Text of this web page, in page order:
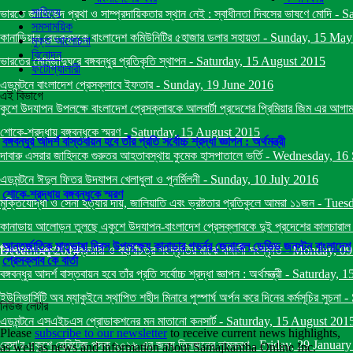
ভারতে জাতিভেদ প্রথা ও সাম্প্রদায়িকতার স্থান নেই : স্বাধীনতা দিবসের ভাষণে মোদি -
কানাডিয়ান রেডক্রসকে বাংলাদেশ কমিউনিটির ৫হাজার ডলার সহায়তা - Sunday, 15
ভারতের মোমজাদুঘরে বঙ্গবন্ধুর প্রতিকৃতি স্থাপন- Saturday, 15 August 2015
এডমন্টনে বাংলাদেশ প্রেসক্লাবে ইফতার- Sunday, 19 June 2016
কুশে উদযাপন উপলক্ষে বাংলাদেশ প্রেসক্লাবকে আলবার্টা প্রদেশের প্রিমিয়ার জিম এর আগাম
শোকে-শ্রদ্ধায় বঙ্গবন্ধুকে স্মরণ-Saturday, 15 August 2015
দাবারু এসরার জাহিদকে গুরুতর আহতাবস্থায় কুমেক হাসপাতালে ভর্তি- Wednesday, 16
এডমন্টনে ঈদুল ফিতর উদযাপন খেলাধুলা ও পূনর্মিলনী - Sunday, 10 July 2016
মুক্তিযোদ্ধা ও সেনা হত্যার দায়, জালিয়াতি এবং ভ্রষ্টতার প্রতিকুলে আমরা ১১জন-
কানাডায় আলোড়ন তুলছে একুশে উদযাপন-বাংলাদেশ প্রেসক্লাবকে দুই প্রদেশের কালচারাল
December 2014
বিশ্বায়নে একুশে ফেব্রুয়ারী ও বহুবিচিত্র সংস্কৃতির মাঝে বাঙ্গালী সংস্কৃতি-Monday,
বঙ্গবন্ধুর আদর্শ বাস্তবায়ন হবে তাঁর প্রতি সর্বোচ্চ শ্রদ্ধা জ্ঞাপন : অর্থমন্ত্রী - Saturday,
ইউনিভার্সিটি অব ম্যাকুইনে স্থাপিত শহীদ মিনারে পুস্পার্ঘ অর্পন করে দিনের কর্মসূচির সুচনা -
এডমন্টনে এসএইচএস প্রোডাকশনের মন মাতানো কনসার্ট- Saturday, 15 August
বেসা'র একুশে হেরিটেজ পদক ২০১৬ এর জন্য তিনজনের নামকরণ- Friday, 29
সাহিত্য
সমসাময়িক
মুক্ত আলোচনা
বিনোদন
ফটোগ্যালারী
এই বিভাগে
বঙ্গবন্ধুর আদর্শ বাস্তবায়ন হবে তাঁর প্রতি সর্বোচ্চ শ্রদ্ধা জ্ঞাপন : অর্থমন্ত্রী
শোকে-শ্রদ্ধায় বঙ্গবন্ধুকে স্মরণ
আন্তর্জাতিক মাতৃভাষা দিবস উপলক্ষ্যে কানাডার গভর্নর জেনারেল ডেভিড জনস্টন বাংলাদেশ
প্রেসক্লাব কে বার্তা
নিউজ লেটার
Please subscribe to our newsletterto receive current news highlights,
as well as news and information about Samajkantha Online Inc.